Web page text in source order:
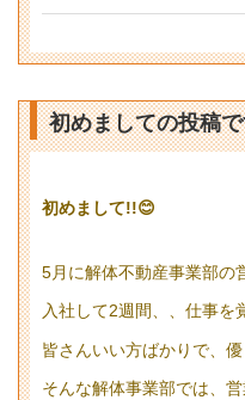
初めましての投稿
初めまして!!😊
5月に解体不動産事業部の
入社して2週間、、仕事を
皆さんいい方ばかりで、
そんな解体事業部では、